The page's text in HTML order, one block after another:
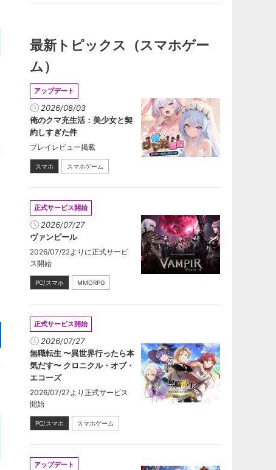
最新トピックス（スマホゲー
ム）
アップデート
2026/08/03
俺のクマ充生活：美少女と契
約しすぎた件
プレイレビュー掲載
スマホ スマホゲーム
正式サービス開始
2026/07/27
ヴァンピール
2026/07/22よりに正式サービ
ス開始
PC/スマホ MMORPG
正式サービス開始
2026/07/27
無職転生 〜異世界行ったら本
気だす〜 クロニクル・オブ・
エコーズ
2026/07/27より正式サービス
開始
PC/スマホ スマホゲーム
アップデート